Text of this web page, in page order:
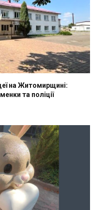
на Житомирщині:
та поліції